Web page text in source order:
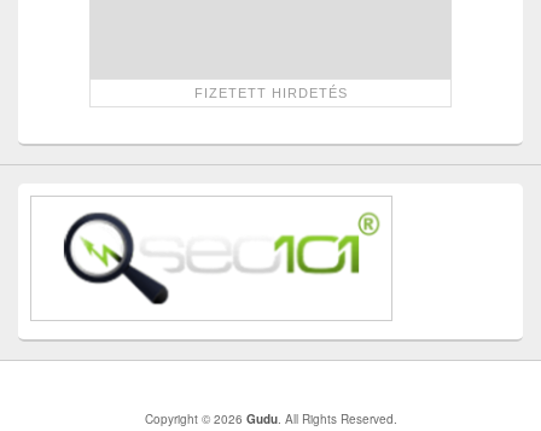
Copyright © 2026 Gudu. All Rights Reserved.